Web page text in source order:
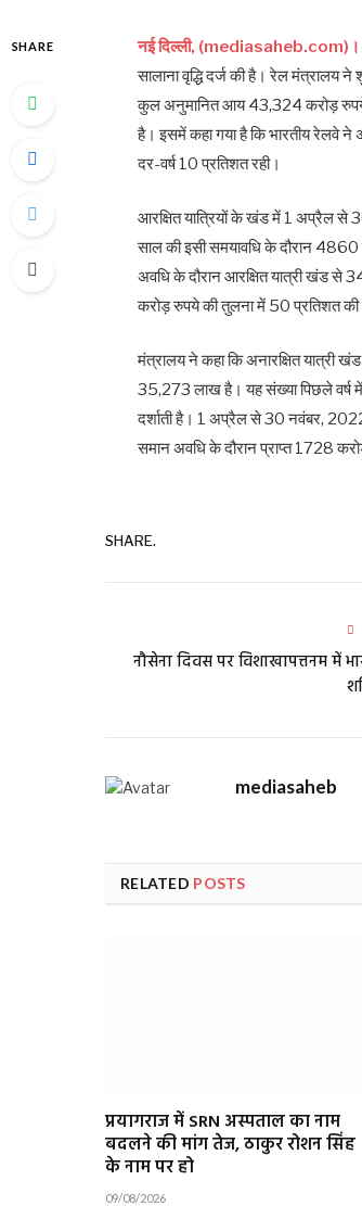
SHARE नई दिल्ली,
सालाना वृद्धि दर्ज की है। रेल
कुल अनुमानित आय 43,324 करोड़ रुपये
है। इसमें कहा गया है कि भारतीय रेलवे ने
दर-वर्ष 10 प्रतिशत रही।
आरक्षित यात्रियों के खंड में 1 अप्रैल से
साल की इसी समयावधि के दौरान
अवधि के दौरान आरक्षित यात्री खंड से
करोड़ रुपये की तुलना में 50 प्रतिशत की
मंत्रालय ने कहा कि अनारक्षित यात्री
35,273 लाख है। यह संख्या पिछले वर्ष
दर्शाती है। 1 अप्रैल से 30 नवंबर,
समान अवधि के दौरान प्राप्त 1728
SHARE.
नौसेना दिवस पर विशाखापत्तनम में
mediasaheb
RELATED POSTS
प्रयागराज में SRN अस्पताल का नाम
बदलने की मांग तेज, ठाकुर रोशन सिंह
के नाम पर हो
09/08/2026